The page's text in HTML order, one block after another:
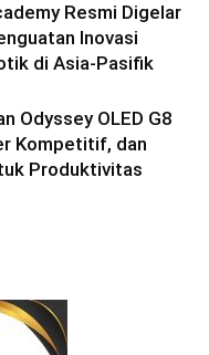
Resmi Digelar
Inovasi
di Asia-Pasifik
Odyssey OLED G8
Kompetitif, dan
Produktivitas